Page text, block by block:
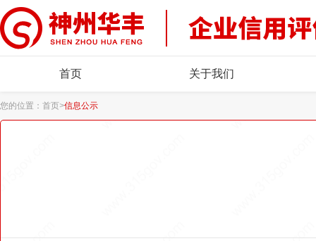
首页 关于我们
您的位置： 首页>信息公示